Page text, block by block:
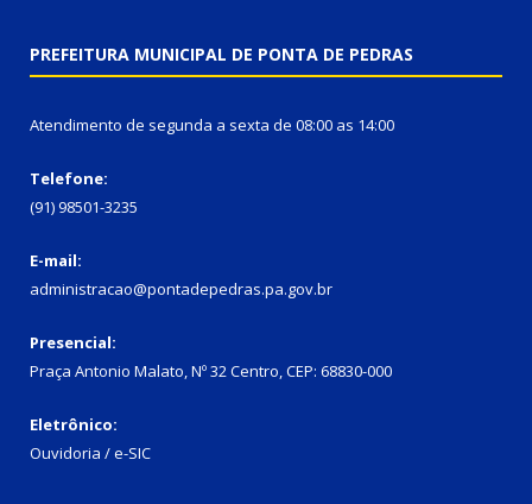
PREFEITURA MUNICIPAL DE PONTA DE PEDRAS
Atendimento de segunda a sexta de 08:00 as 14:00
Telefone:
(91) 98501-3235
E-mail:
administracao@pontadepedras.pa.gov.br
Presencial:
Praça Antonio Malato, Nº 32 Centro, CEP: 68830-000
Eletrônico:
Ouvidoria / e-SIC